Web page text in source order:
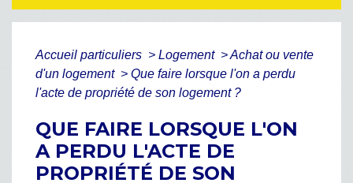
Accueil particuliers > Logement >Achat ou vente
d'un logement > Que faire lorsque l'on a perdu
l'acte de propriété de son logement ?
QUE FAIRE LORSQUE L'ON
A PERDU L'ACTE DE
PROPRIÉTÉ DE SON